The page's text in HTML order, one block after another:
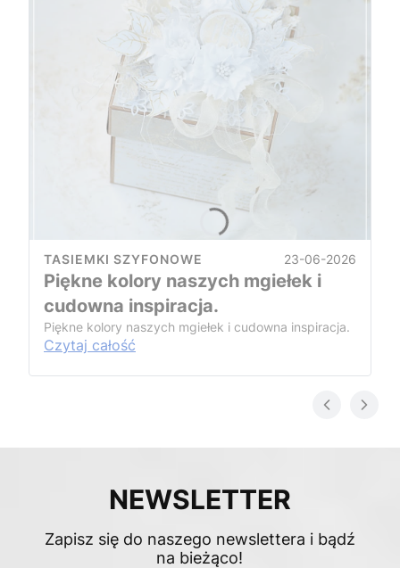
TASIEMKI SZYFONOWE 23-06-2026
Piękne kolory naszych mgiełek i
cudowna inspiracja.
Piękne kolory naszych mgiełek i cudowna inspiracja.
Czytaj całość
NEWSLETTER
Zapisz się do naszego newslettera i bądź
na bieżąco!